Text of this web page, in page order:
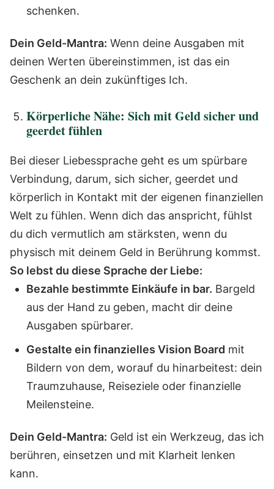
schenken.
Dein Geld-Mantra: Wenn deine Ausgaben mit
deinen Werten übereinstimmen, ist das ein
Geschenk an dein zukünftiges Ich.
Körperliche Nähe: Sich mit Geld sicher und
geerdet fühlen
Bei dieser Liebessprache geht es um spürbare
Verbindung, darum, sich sicher, geerdet und
körperlich in Kontakt mit der eigenen finanziellen
Welt zu fühlen. Wenn dich das anspricht, fühlst
du dich vermutlich am stärksten, wenn du
physisch mit deinem Geld in Berührung kommst.
So lebst du diese Sprache der Liebe:
Bezahle bestimmte Einkäufe in bar. Bargeld
aus der Hand zu geben, macht dir deine
Ausgaben spürbarer.
Gestalte ein finanzielles Vision Board mit
Bildern von dem, worauf du hinarbeitest: dein
Traumzuhause, Reiseziele oder finanzielle
Meilensteine.
Dein Geld-Mantra: Geld ist ein Werkzeug, das ich
berühren, einsetzen und mit Klarheit lenken
kann.